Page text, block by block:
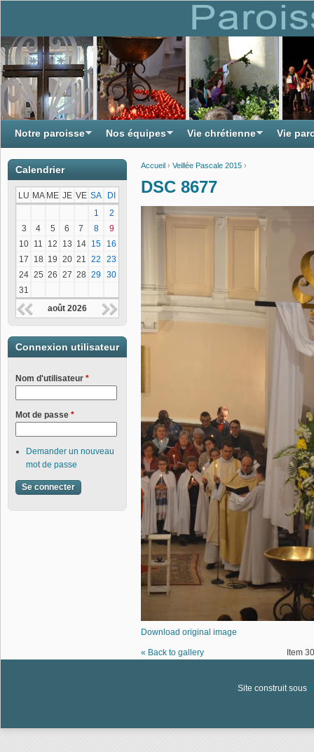
Accueil › Veillée Pascale 2015 ›
DSC 8677
Download original image
« Back to gallery Item
Notre paroisse Nos équipes Vie chrétienne Vie
Calendrier
LU MA ME JE VE SA
DI
1
2
3
4 5 6 7 8
9
10 11 12 13 14 15
16
17
18 19 20 21 22
23
24 25 26 27 28 29 30
31
août 2026
Connexion utilisateur
Nom d'utilisateur *
Mot de passe *
Demander un nouveau
mot de passe
Site construit sous